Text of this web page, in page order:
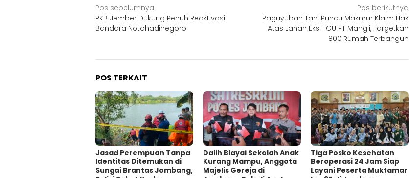
Navigasi
pos
Pos sebelumnya
PKB Jember Dukung Penuh Reaktivasi
Bandara Notohadinegoro
Pos berikutnya
Paguyuban Tani Puncu Makmur Klaim Hak
Atas Lahan Eks HGU PT Mangli, Targetkan
800 Rumah Terbangun
POS TERKAIT
Jasad Perempuan Tanpa
Identitas Ditemukan di
Sungai Brantas Jombang,
Dalih Biayai Sekolah Anak
Kurang Mampu, Anggota
Majelis Gereja di
Tiga Posko Kesehatan
Beroperasi 24 Jam Siap
Layani Peserta Muktamar